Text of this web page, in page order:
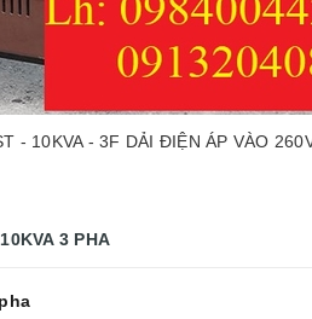
- 10KVA - 3F DẢI ĐIỆN ÁP VÀO
3 PHA